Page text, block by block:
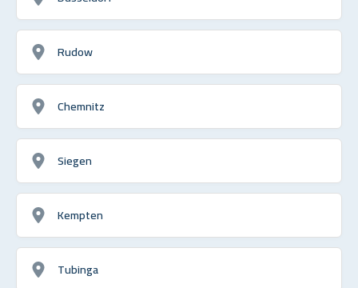
Rudow
Chemnitz
Siegen
Kempten
Tubinga